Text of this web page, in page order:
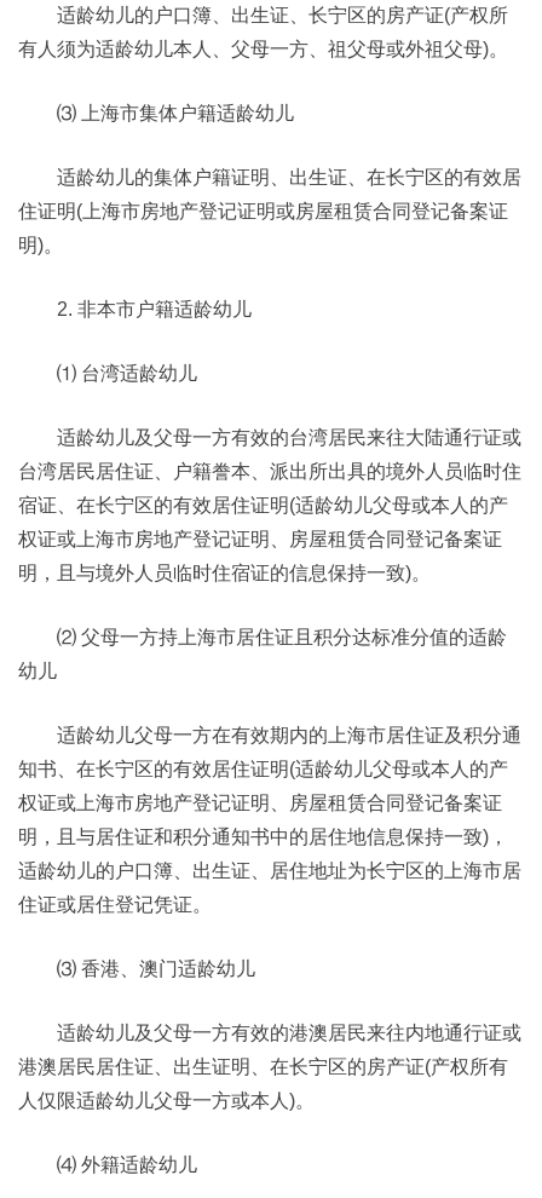
适龄幼儿的户口簿、出生证、长宁区的房产证(产权所
有人须为适龄幼儿本人、父母一方、祖父母或外祖父母)。
⑶ 上海市集体户籍适龄幼儿
适龄幼儿的集体户籍证明、出生证、在长宁区的有效居
住证明(上海市房地产登记证明或房屋租赁合同登记备案证
明)。
2. 非本市户籍适龄幼儿
⑴ 台湾适龄幼儿
适龄幼儿及父母一方有效的台湾居民来往大陆通行证或
台湾居民居住证、户籍誊本、派出所出具的境外人员临时住
宿证、在长宁区的有效居住证明(适龄幼儿父母或本人的产
权证或上海市房地产登记证明、房屋租赁合同登记备案证
明，且与境外人员临时住宿证的信息保持一致)。
⑵ 父母一方持上海市居住证且积分达标准分值的适龄
幼儿
适龄幼儿父母一方在有效期内的上海市居住证及积分通
知书、在长宁区的有效居住证明(适龄幼儿父母或本人的产
权证或上海市房地产登记证明、房屋租赁合同登记备案证
明，且与居住证和积分通知书中的居住地信息保持一致)，
适龄幼儿的户口簿、出生证、居住地址为长宁区的上海市居
住证或居住登记凭证。
⑶ 香港、澳门适龄幼儿
适龄幼儿及父母一方有效的港澳居民来往内地通行证或
港澳居民居住证、出生证明、在长宁区的房产证(产权所有
人仅限适龄幼儿父母一方或本人)。
⑷ 外籍适龄幼儿